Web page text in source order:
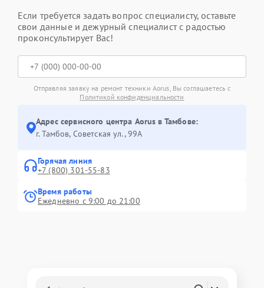
Если требуется задать вопрос специалисту, оставьте
свои данные и дежурный специалист с радостью
проконсультирует Вас!
Отправляя заявку на ремонт техники Aorus, Вы соглашаетесь с
Политикой конфиденциальности
Адрес сервисного центра Aorus в Тамбове:
г. Тамбов, Советская ул., 99А
Горячая линия
+7 (800) 301-55-83
Время работы
Ежедневно с 9:00 до 21:00